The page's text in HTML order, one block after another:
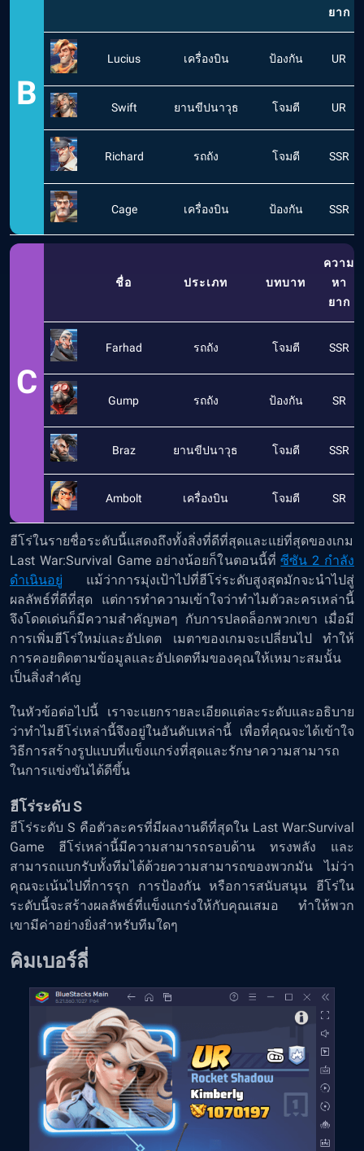
B
ยาก
Lucius เครื่องบิน ป้องกัน UR
Swift ยานขีปนาวุธ โจมตี UR
Richard รถถัง โจมตี SSR
Cage เครื่องบิน ป้องกัน SSR
C
ชื่อ ประเภท บทบาท
ความ
หา
ยาก
Farhad รถถัง โจมตี SSR
Gump รถถัง ป้องกัน SR
Braz ยานขีปนาวุธ โจมตี SSR
Ambolt เครื่องบิน โจมตี SR
ฮีโร่ในรายชื่อระดับนี้แสดงถึงทั้งสิ่งที่ดีที่สุดและแย่ที่สุดของเกม
Last War:Survival Game อย่างน้อยก็ในตอนนี้ที่ซีซัน 2 กำลัง
ดำเนินอยู่
แม้ว่าการมุ่งเป้าไปที่ฮีโร่ระดับสูงสุดมักจะนำไปสู่
ผลลัพธ์ที่ดีที่สุด แต่การทำความเข้าใจว่าทำไมตัวละครเหล่านี้
จึงโดดเด่นก็มีความสำคัญพอๆ กับการปลดล็อกพวกเขา เมื่อมี
การเพิ่มฮีโร่ใหม่และอัปเดต เมตาของเกมจะเปลี่ยนไป ทำให้
การคอยติดตามข้อมูลและอัปเดตทีมของคุณให้เหมาะสมนั้น
เป็นสิ่งสำคัญ
ในหัวข้อต่อไปนี้ เราจะแยกรายละเอียดแต่ละระดับและอธิบาย
ว่าทำไมฮีโร่เหล่านี้จึงอยู่ในอันดับเหล่านี้ เพื่อที่คุณจะได้เข้าใจ
วิธีการสร้างรูปแบบที่แข็งแกร่งที่สุดและรักษาความสามารถ
ในการแข่งขันได้ดีขึ้น
ฮีโร่ระดับ S
ฮีโร่ระดับ S คือตัวละครที่มีผลงานดีที่สุดใน Last War:Survival
Game ฮีโร่เหล่านี้มีความสามารถรอบด้าน ทรงพลัง และ
สามารถแบกรับทั้งทีมได้ด้วยความสามารถของพวกมัน ไม่ว่า
คุณจะเน้นไปที่การรุก การป้องกัน หรือการสนับสนุน ฮีโร่ใน
ระดับนี้จะสร้างผลลัพธ์ที่แข็งแกร่งให้กับคุณเสมอ ทำให้พวก
เขามีค่าอย่างยิ่งสำหรับทีมใดๆ
คิมเบอร์ลี่